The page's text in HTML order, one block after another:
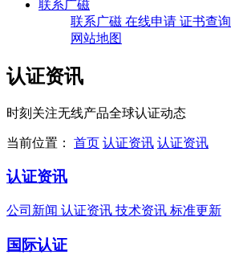
联系广磁
联系广磁 在线申请 证书查询
网站地图
认证资讯
时刻关注无线产品全球认证动态
当前位置： 首页 认证资讯 认证资讯
认证资讯
公司新闻 认证资讯 技术资讯 标准更新
国际认证